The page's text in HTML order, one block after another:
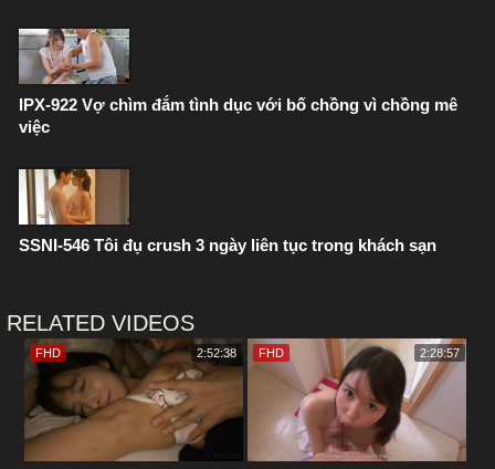
IPX-922 Vợ chìm đắm tình dục với bố chồng vì chồng mê
việc
SSNI-546 Tôi đụ crush 3 ngày liên tục trong khách sạn
RELATED VIDEOS
FHD 2:52:38 FHD 2:28:57